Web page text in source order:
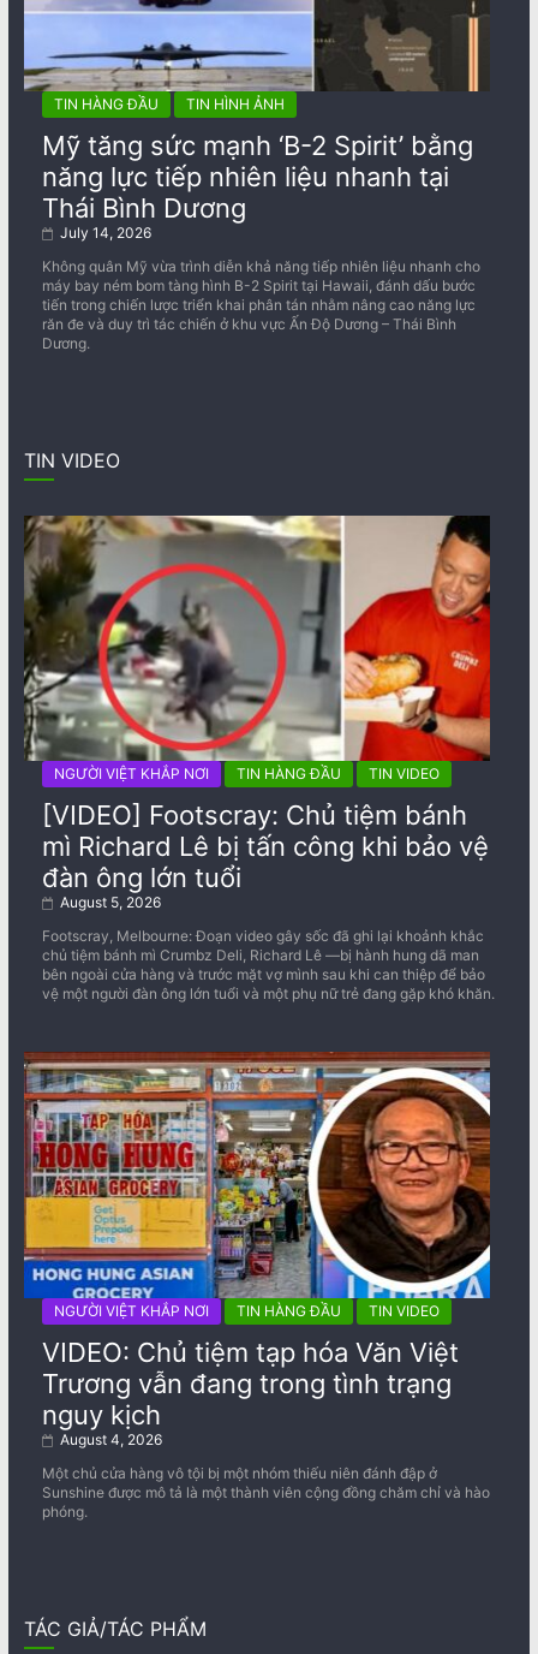
TIN HÀNG ĐẦU TIN HÌNH ẢNH
Mỹ tăng sức mạnh ‘B-2 Spirit’ bằng
năng lực tiếp nhiên liệu nhanh tại
Thái Bình Dương
July 14, 2026
Không quân Mỹ vừa trình diễn khả năng tiếp nhiên liệu nhanh cho
máy bay ném bom tàng hình B-2 Spirit tại Hawaii, đánh dấu bước
tiến trong chiến lược triển khai phân tán nhằm nâng cao năng lực
răn đe và duy trì tác chiến ở khu vực Ấn Độ Dương – Thái Bình
Dương.
TIN VIDEO
NGƯỜI VIỆT KHẮP NƠI TIN HÀNG ĐẦU TIN VIDEO
[VIDEO] Footscray: Chủ tiệm bánh
mì Richard Lê bị tấn công khi bảo vệ
đàn ông lớn tuổi
August 5, 2026
Footscray, Melbourne: Đoạn video gây sốc đã ghi lại khoảnh khắc
chủ tiệm bánh mì Crumbz Deli, Richard Lê —bị hành hung dã man
bên ngoài cửa hàng và trước mặt vợ mình sau khi can thiệp để bảo
vệ một người đàn ông lớn tuổi và một phụ nữ trẻ đang gặp khó khăn.
NGƯỜI VIỆT KHẮP NƠI TIN HÀNG ĐẦU TIN VIDEO
VIDEO: Chủ tiệm tạp hóa Văn Việt
Trương vẫn đang trong tình trạng
nguy kịch
August 4, 2026
Một chủ cửa hàng vô tội bị một nhóm thiếu niên đánh đập ở
Sunshine được mô tả là một thành viên cộng đồng chăm chỉ và hào
phóng.
TÁC GIẢ/TÁC PHẨM